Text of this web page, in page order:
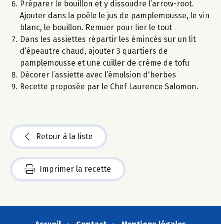
Préparer le bouillon et y dissoudre l’arrow-root.
Ajouter dans la poêle le jus de pamplemousse, le vin
blanc, le bouillon. Remuer pour lier le tout
Dans les assiettes répartir les émincés sur un lit
d’épeautre chaud, ajouter 3 quartiers de
pamplemousse et une cuiller de crème de tofu
Décorer l’assiette avec l’émulsion d'herbes
Recette proposée par le Chef Laurence Salomon.
Retour à la liste
Imprimer la recette